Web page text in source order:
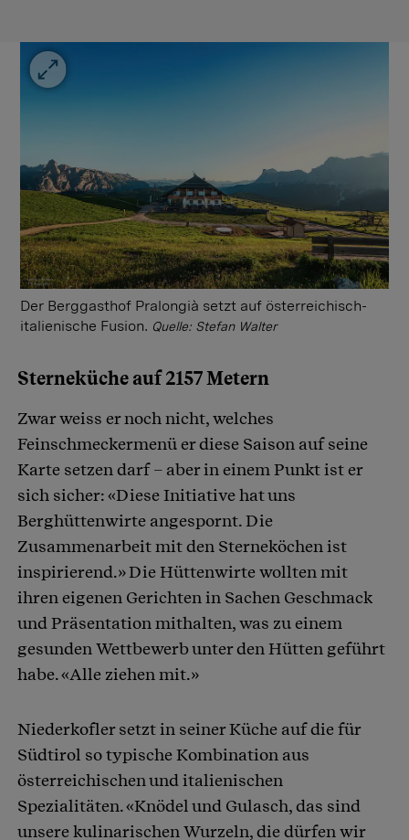
Der Berggasthof Pralongià setzt auf österreichisch-
italienische Fusion. Quelle: Stefan Walter
Sterneküche auf 2157 Metern
Zwar weiss er noch nicht, welches
Feinschmeckermenü er diese Saison auf seine
Karte setzen darf – aber in einem Punkt ist er
sich sicher: «Diese Initiative hat uns
Berghüttenwirte angespornt. Die
Zusammenarbeit mit den Sterneköchen ist
inspirierend.» Die Hüttenwirte wollten mit
ihren eigenen Gerichten in Sachen Geschmack
und Präsentation mithalten, was zu einem
gesunden Wettbewerb unter den Hütten geführt
habe. «Alle ziehen mit.»
Niederkofler setzt in seiner Küche auf die für
Südtirol so typische Kombination aus
österreichischen und italienischen
Spezialitäten. «Knödel und Gulasch, das sind
unsere kulinarischen Wurzeln, die dürfen wir